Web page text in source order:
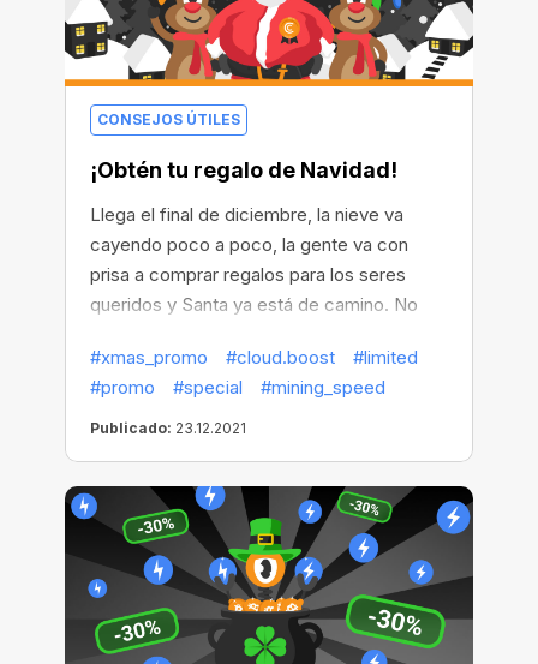
CONSEJOS ÚTILES
¡Obtén tu regalo de Navidad!
Llega el final de diciembre, la nieve va
cayendo poco a poco, la gente va con
prisa a comprar regalos para los seres
queridos y Santa ya está de camino. No
por adelantado en sus manos y creó un
regalo para complacer a los que han
minado de forma más eficiente, más
año.
#xmas_promo #cloud.boost
#limited
#promo
#special #mining_speed
Publicado: 23.12.2021